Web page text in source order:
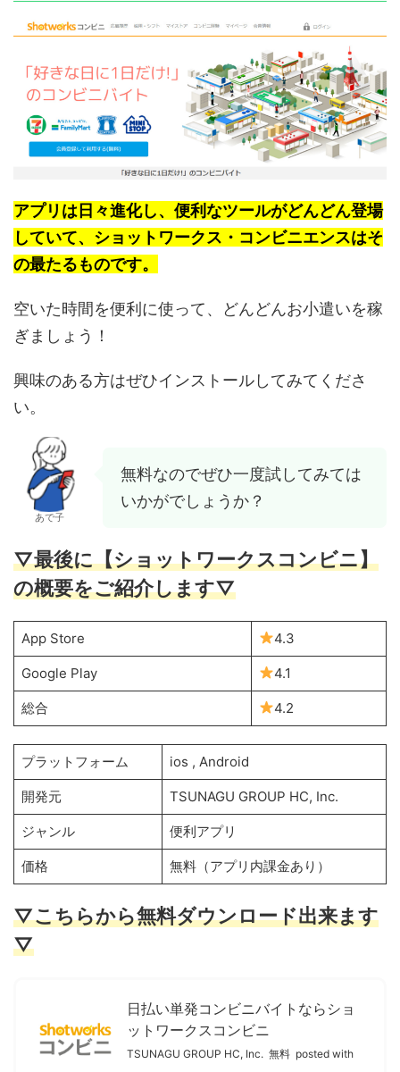
アプリは日々進化し、便利なツールがどんどん登場
していて、ショットワークス・コンビニエンスはそ
の最たるものです。
空いた時間を便利に使って、どんどんお小遣いを稼
ぎましょう！
興味のある方はぜひインストールしてみてくださ
い。
あで子
無料なのでぜひ一度試してみては
いかがでしょうか？
▽最後に【ショットワークスコンビニ】
の概要をご紹介します▽
App Store 4.3
Google Play 4.1
総合 4.2
プラットフォーム ios , Android
開発元 TSUNAGU GROUP HC, Inc.
ジャンル 便利アプリ
価格 無料（アプリ内課金あり）
▽こちらから無料ダウンロード出来ます
▽
日払い単発コンビニバイトならショ
ットワークスコンビニ
TSUNAGU GROUP HC, Inc. 無料 posted with